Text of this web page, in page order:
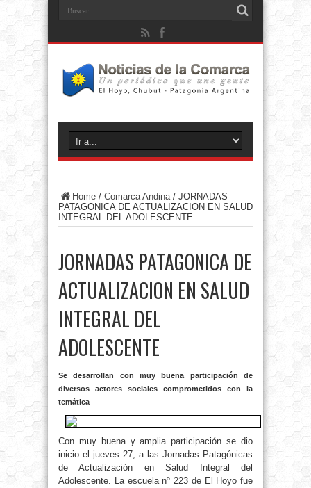
Home / Comarca Andina/ JORNADAS
PATAGONICA DE ACTUALIZACION EN SALUD
INTEGRAL DEL ADOLESCENTE
JORNADAS PATAGONICA DE
ACTUALIZACION EN SALUD
INTEGRAL DEL
ADOLESCENTE
Se desarrollan con muy buena participación de
diversos actores sociales comprometidos con la
temática
Con muy buena y amplia participación se dio
inicio el jueves 27, a las Jornadas Patagónicas
de Actualización en Salud Integral del
Adolescente. La escuela nº 223 de El Hoyo fue